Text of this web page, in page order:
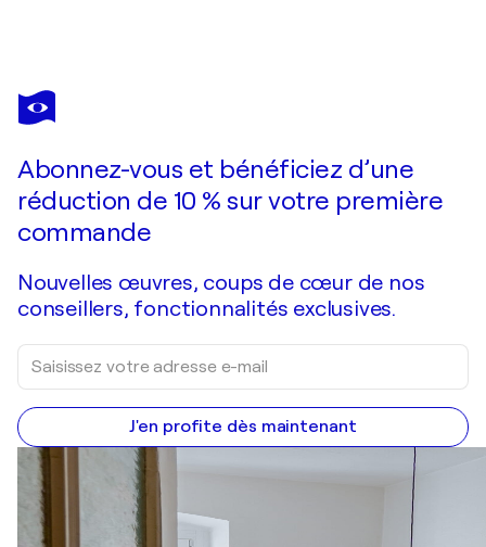
KARINA YACOUBIAN
Milky way, bear and fish
Abonnez-vous et bénéficiez d’une
réduction de 10 % sur votre première
commande
Nouvelles œuvres, coups de cœur de nos
conseillers, fonctionnalités exclusives.
J'en profite dès maintenant